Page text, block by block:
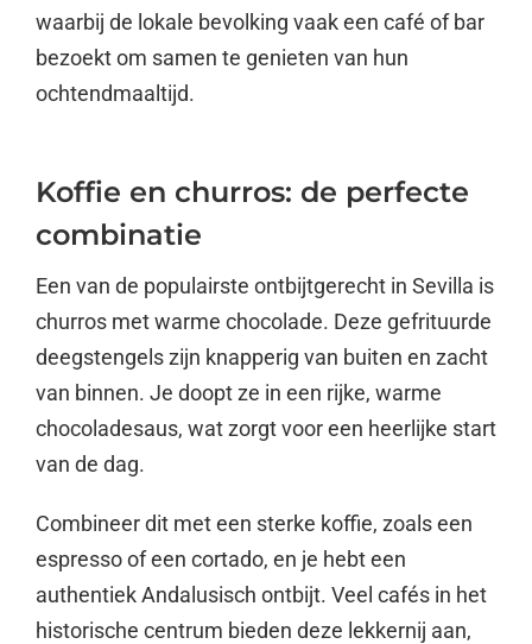
waarbij de lokale bevolking vaak een café of bar
bezoekt om samen te genieten van hun
ochtendmaaltijd.
Koffie en churros: de perfecte
combinatie
Een van de populairste ontbijtgerecht in Sevilla is
churros met warme chocolade. Deze gefrituurde
deegstengels zijn knapperig van buiten en zacht
van binnen. Je doopt ze in een rijke, warme
chocoladesaus, wat zorgt voor een heerlijke start
van de dag.
Combineer dit met een sterke koffie, zoals een
espresso of een cortado, en je hebt een
authentiek Andalusisch ontbijt. Veel cafés in het
historische centrum bieden deze lekkernij aan,